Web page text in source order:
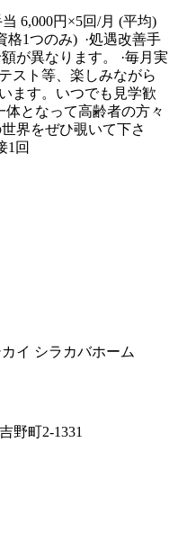
当 6,000円×5回/月 (平均)
格1つのみ)  ·処遇改善手
が異なります。 ·毎月実
スト等、楽しみながら
ます。いつでも見学歓
体となって高齢者の方々
界をぜひ覗いて下さ
1回
イ シラカバホーム
野町2-1331